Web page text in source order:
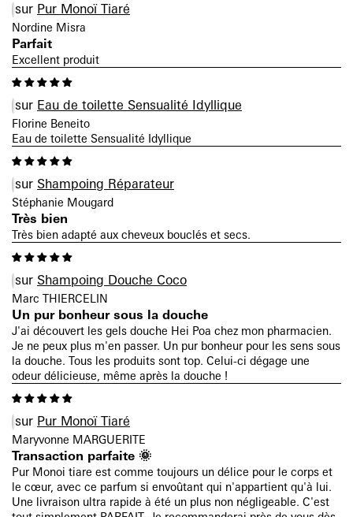
Pur Monoï Tiaré
Nordine Misra
Parfait
Excellent produit
Eau de toilette Sensualité Idyllique
Florine Beneito
Eau de toilette Sensualité Idyllique
Shampoing Réparateur
Stéphanie Mougard
Très bien
Très bien adapté aux cheveux bouclés et secs.
Shampoing Douche Coco
Marc THIERCELIN
Un pur bonheur sous la douche
J'ai découvert les gels douche Hei Poa chez mon pharmacien.
Je ne peux plus m'en passer. Un pur bonheur pour les sens sous
la douche. Tous les produits sont top. Celui-ci dégage une
odeur délicieuse, même après la douche !
Pur Monoï Tiaré
Maryvonne MARGUERITE
Transaction parfaite 🌞
Pur Monoi tiare est comme toujours un délice pour le corps et
le cœur, avec ce parfum si envoûtant qui n'appartient qu'à lui.
Une livraison ultra rapide à été un plus non négligeable. C'est